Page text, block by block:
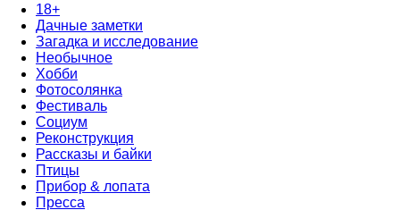
18+
Дачные заметки
Загадка и исследование
Необычное
Хобби
Фотосолянка
Фестиваль
Социум
Реконструкция
Рассказы и байки
Птицы
Прибор & лопата
Пресса